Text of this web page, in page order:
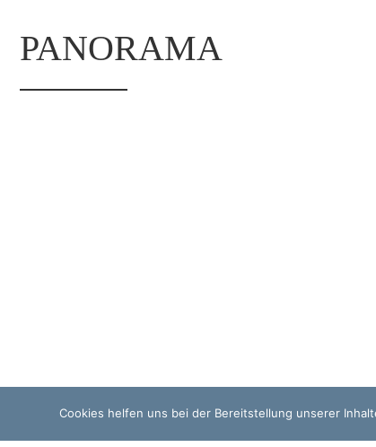
PANORAMA
Cookies helfen uns bei der Bereitstellung unserer